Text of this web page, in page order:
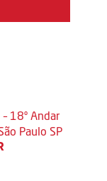
18º Andar
Paulo SP